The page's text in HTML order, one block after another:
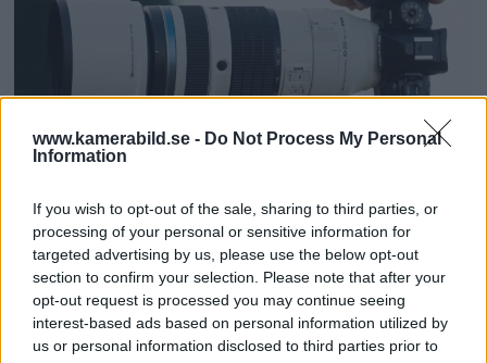
www.kamerabild.se - Do Not Process My Personal
Information
If you wish to opt-out of the sale, sharing to third parties, or
processing of your personal or sensitive information for
targeted advertising by us, please use the below opt-out
section to confirm your selection. Please note that after your
opt-out request is processed you may continue seeing
interest-based ads based on personal information utilized by
us or personal information disclosed to third parties prior to
on EVF and LCD.
"The ability to import customized
an essential feature for all of our
consistently," says Frank Lombardo,
National Photography Manager for
Inter-State Studio and Publishing.
“These simple gridlines keep head
OM System lanserar
gratislån av kameror &
objektiv i Sverige
OM System lanserar nu "Test & Wow"-